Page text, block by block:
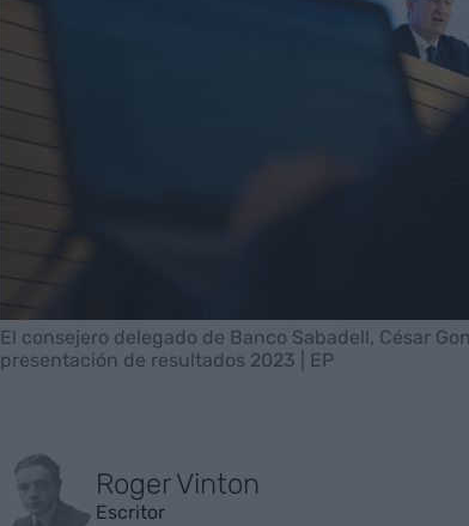
El consejero delegado de Banco Sabadell, César
presentación de resultados 2023 | EP
Roger Vinton
Escritor